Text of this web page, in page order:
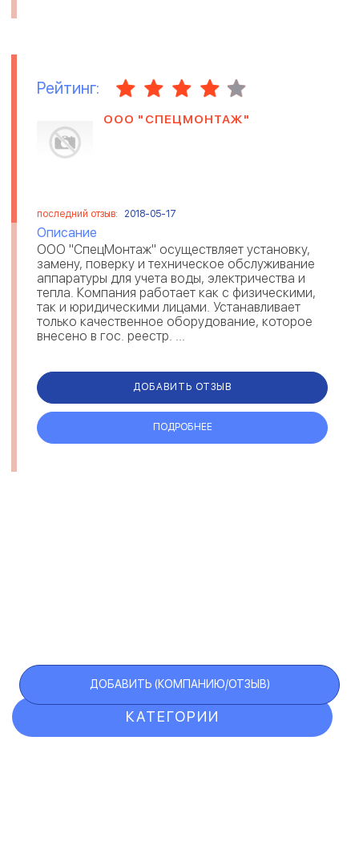
Рейтинг:
ООО "СПЕЦМОНТАЖ"
последний отзыв: 2018-05-17
Описание
ООО "СпецМонтаж" осуществляет установку,
замену, поверку и техническое обслуживание
аппаратуры для учета воды, электричества и
тепла. Компания работает как с физическими,
так и юридическими лицами. Устанавливает
только качественное оборудование, которое
внесено в гос. реестр. ...
ДОБАВИТЬ ОТЗЫВ
ПОДРОБНЕЕ
КАТЕГОРИИ
ДОБАВИТЬ (КОМПАНИЮ/ОТЗЫВ)